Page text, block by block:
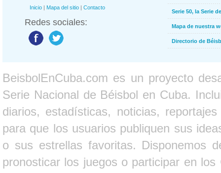
Inicio | Mapa del sitio | Contacto
Redes sociales:
Serie 50, la Serie
Mapa de nuestra
Directorio de
BeisbolEnCuba.com es un proyecto
Serie Nacional de Béisbol en Cuba.
diarios, estadísticas, noticias,
para que los usuarios publiquen sus
o sus estrellas favoritas. Disponemos
pronosticar los juegos o participar en